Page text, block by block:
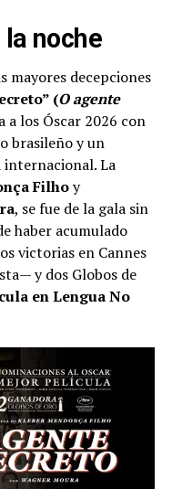
noche
mayores decepciones
(O agente
a los Óscar 2026 con
brasileño y un
La
Filhoy
, se fue de la gala sin
haber acumulado
victorias en Cannes
y dos Globos de
en Lengua No